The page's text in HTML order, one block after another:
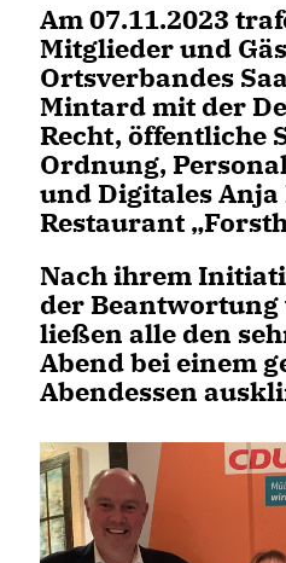
Am 07.11.2023
Mitglieder und
Ortsverbandes
Mintard mit der
Recht, öffentliche
Ordnung,
und Digitales
Restaurant
Nach ihrem
der Beantwortung
ließen alle den
Abend bei einem
Abendessen